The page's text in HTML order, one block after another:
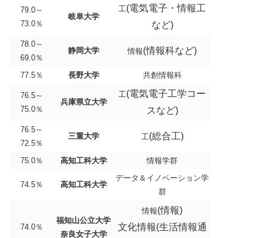
79.0～
73.0％
岐阜大学
工(電気電子・情報工
など)
78.0～
69.0％
静岡大学 情報(情報科など)
77.5％ 長野大学 共創情報科
76.5～
75.0％
兵庫県立大学
工(電気電子工学コー
スなど)
76.5～
72.5％
三重大学 工(総合工)
75.0％ 高知工科大学 情報学群
74.5％ 高知工科大学
データ＆イノベーション学
群
74.0％
福知山公立大学
奈良女子大学
情報(情報)
文化情報(生活情報通